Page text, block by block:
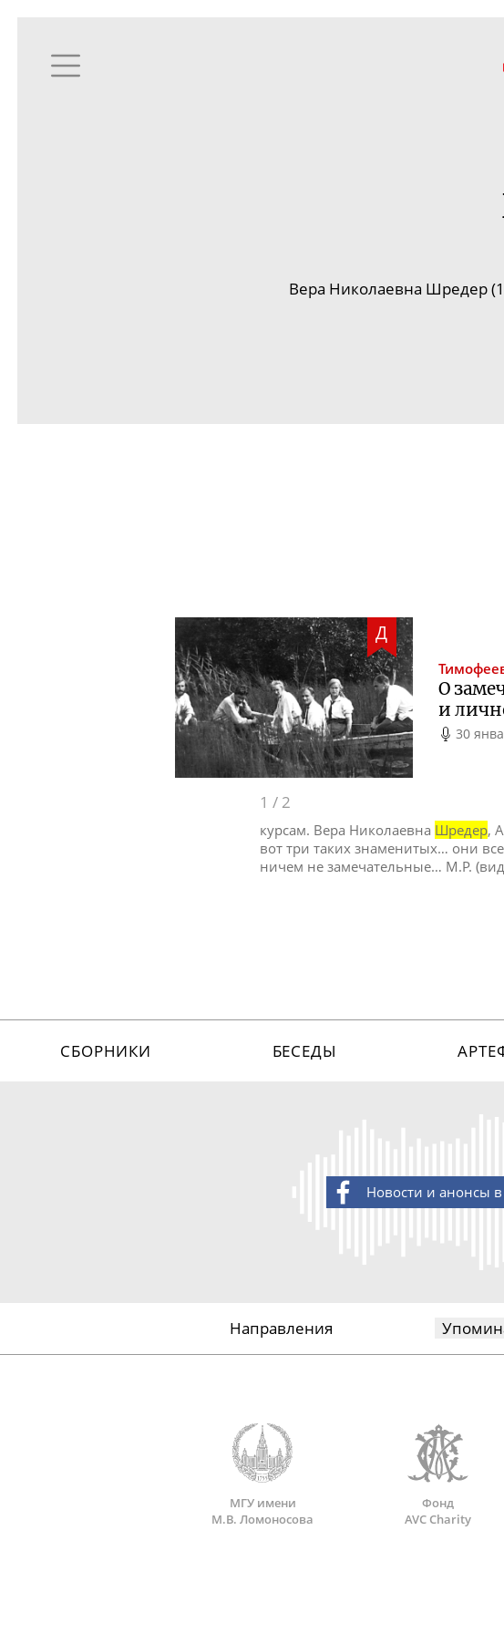
Вера Николаевна Шредер
Д
О
и
30
1 / 2
курсам. Вера Николаевна Шредер,
вот три таких знаменитых… они
ничем не замечательные… М.Р.
СБОРНИКИ БЕСЕДЫ
Новости и анонсы в
Направления
МГУ имени
М.В. Ломоносова
Фонд
AVC Charity